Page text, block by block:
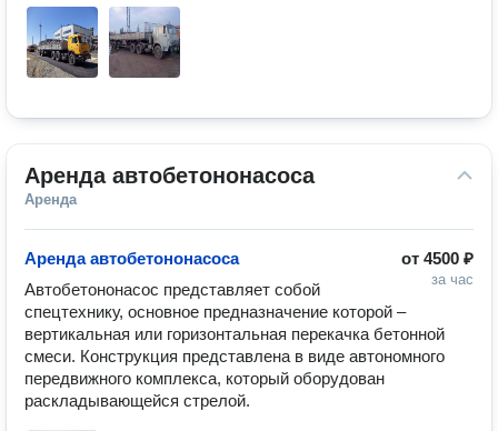
Аренда автобетононасоса
Аренда
от 4500 ₽
за час
Аренда автобетононасоса
Автобетононасос представляет собой
спецтехнику, основное предназначение которой –
вертикальная или горизонтальная перекачка бетонной
смеси. Конструкция представлена в виде автономного
передвижного комплекса, который оборудован
раскладывающейся стрелой.